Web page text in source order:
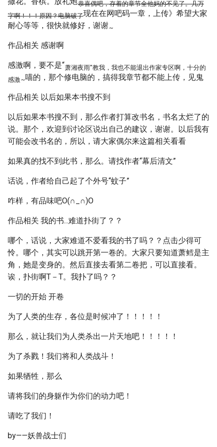
恭喜偶吧，存着的章节全他妈的不见了。几万
字啊！！！原因？电脑破了现在在网吧码一章，上传》希望大家
耐心等等，很快就修好，谢谢~
作品相关 感谢啊
感激啊，要不是“萧湘夜雨”教我，我也不能退出作家专区啊，十分的
感激 ~喵的，那个修电脑的，搞得我章节都不能上传，见鬼
作品相关 以后如果本书搜不到
以后如果本书搜不到，那么作者打算改书名，书名太烂了的
说。那个，欢迎到讨论区说出自己的建议，谢谢。以后我有
可能会改书名的，所以，请大家偶尔来这篇相关看看
如果真的找不到此书，那么。请找作者“幕后清文”
话说，作者给自己起了个外号“蚊子”
咋样，有品味吧O(∩_∩)O
作品相关 我的书...难道扑街了？？
哪个，话说，大家难道不爱看我的书了吗？？点击少得可
怜。哪个，其实可以跳开第一卷的。大家只要知道萧鳕是主
角，她是变身的。然后直接去看第二卷把，可以直接看。
诶，扑街啊T－T。我扑了吗？？
一切的开始 开卷
为了人类的生存，各位是时候冲了！！！！！
那么，就让我们为人类杀出一片天地吧！！！！！
为了杀戮！我们将和人类战斗！
如果牺牲，那么
请将我们的身躯作为你们的动力吧！
请吃了我们！
by——妖兽战士们